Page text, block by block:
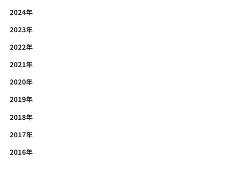
2024年
2023年
2022年
2021年
2020年
2019年
2018年
2017年
2016年